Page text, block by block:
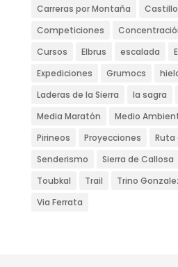
Carreras por Montaña
Castillo
Competiciones
Cursos
Elbrus escalada
Expediciones
Grumocs
Laderas de la Sierra
la sagra
Media Maratón
Medio
Pirineos
Proyecciones Ruta
Senderismo
Sierra de Callosa
Toubkal
Trail Trino
Via Ferrata